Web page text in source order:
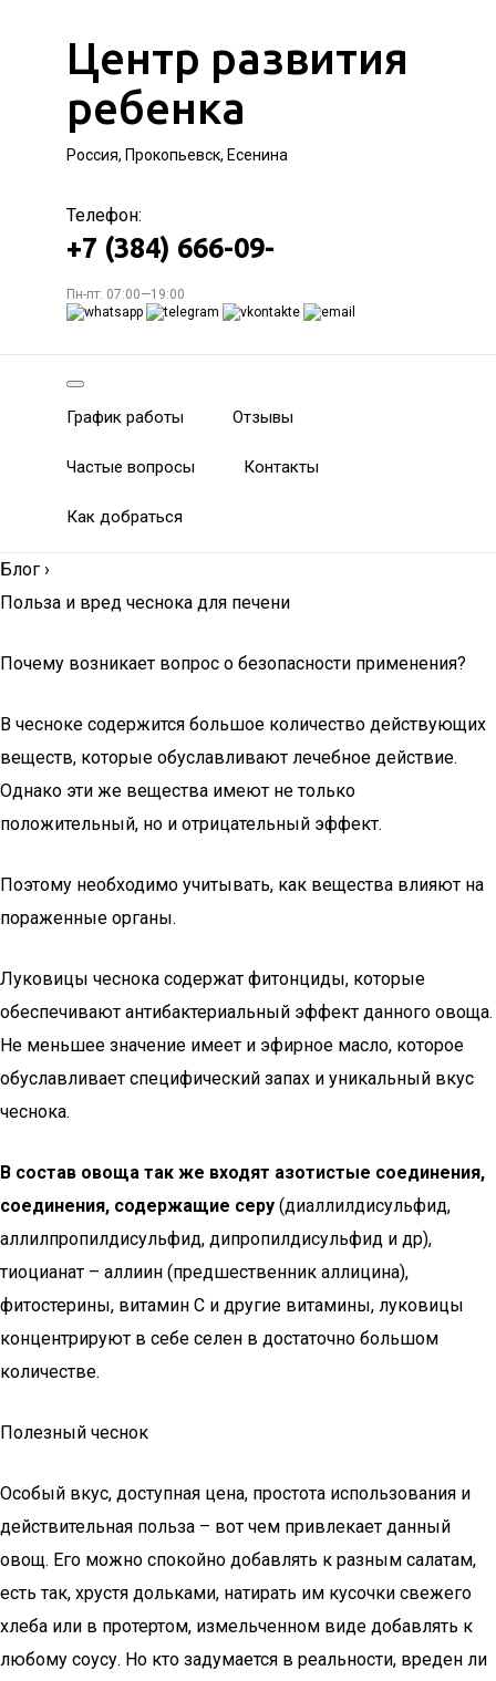
Центр развития
ребенка
Россия, Прокопьевск, Есенина
Телефон:
+7 (384) 666-09-
Пн-пт: 07:00—19:00
График работы Отзывы
Частые вопросы Контакты
Как добраться
Блог ›
Польза и вред чеснока для печени
Почему возникает вопрос о безопасности применения?
В чесноке содержится большое количество действующих
веществ, которые обуславливают лечебное действие.
Однако эти же вещества имеют не только
положительный, но и отрицательный эффект.
Поэтому необходимо учитывать, как вещества влияют на
пораженные органы.
Луковицы чеснока содержат фитонциды, которые
обеспечивают антибактериальный эффект данного овоща.
Не меньшее значение имеет и эфирное масло, которое
обуславливает специфический запах и уникальный вкус
чеснока.
В состав овоща так же входят азотистые соединения,
соединения, содержащие серу (диаллилдисульфид,
аллилпропилдисульфид, дипропилдисульфид и др),
тиоцианат – аллиин (предшественник аллицина),
фитостерины, витамин С и другие витамины, луковицы
концентрируют в себе селен в достаточно большом
количестве.
Полезный чеснок
Особый вкус, доступная цена, простота использования и
действительная польза – вот чем привлекает данный
овощ. Его можно спокойно добавлять к разным салатам,
есть так, хрустя дольками, натирать им кусочки свежего
хлеба или в протертом, измельченном виде добавлять к
любому соусу. Но кто задумается в реальности, вреден ли